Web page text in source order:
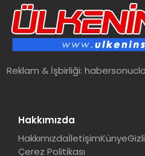
Reklam & İşbirliği:
Hakkımızda
HakkımızdaİletişimKünye
Çerez Politikası